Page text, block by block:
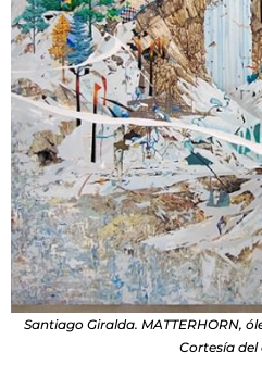
Santiago Giralda. MATTERHORN,
Cortesía del